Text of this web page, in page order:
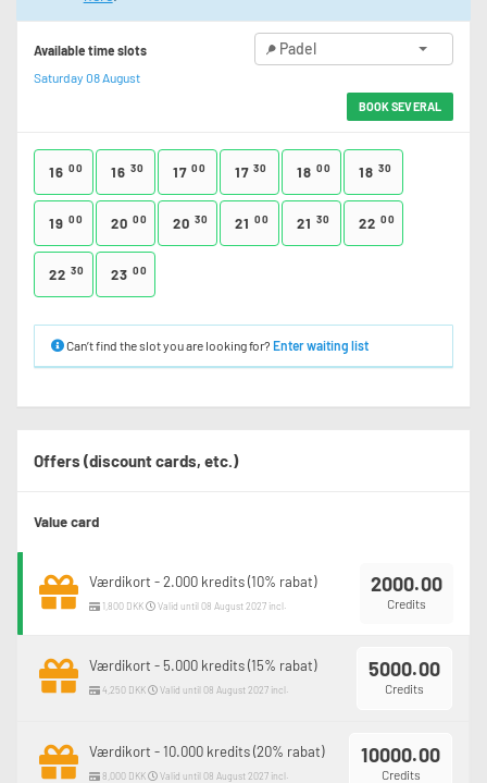
Available time slots
Saturday 08 August
Padel
BOOK SEVERAL
16 00 16 30 17 00 17 30 18 00 18 30
19 00 20 00 20 30 21 00 21 30 22 00
22 30 23 00
Can’t find the slot you are looking for? Enter waiting list
Offers (discount cards, etc.)
Value card
2000.00
Credits
Værdikort - 2.000 kredits (10% rabat)
1,800 DKK Valid until 08 August 2027 incl.
5000.00
Credits
Værdikort - 5.000 kredits (15% rabat)
4,250 DKK Valid until 08 August 2027 incl.
10000.00
Credits
Værdikort - 10.000 kredits (20% rabat)
8,000 DKK Valid until 08 August 2027 incl.